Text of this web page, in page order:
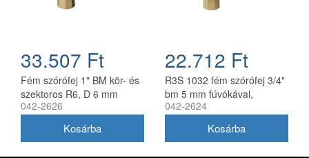
33.507 Ft
Fém szórófej 1" BM kör- és
szektoros R6, D 6 mm
fúvóka 1051
042-2626
22.712 Ft
R3S 1032 fém szórófej 3/4"
bm 5 mm fúvókával,
szektoros és körforgó
042-2624